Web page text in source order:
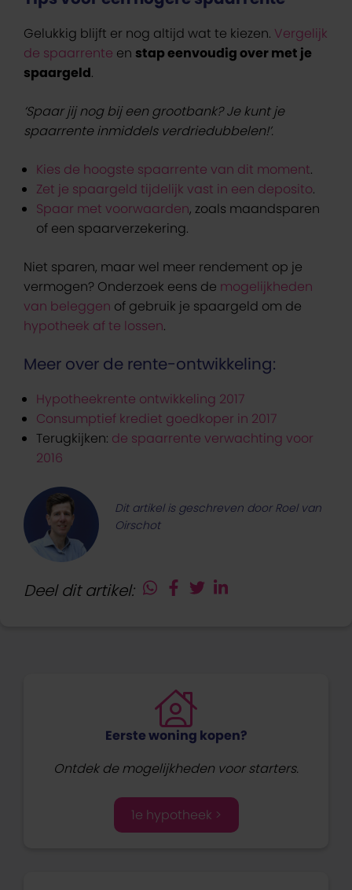
Gelukkig blijft er nog altijd wat te kiezen. Vergelijk
de spaarrente en stap eenvoudig over met je
spaargeld.
‘Spaar jij nog bij een grootbank? Je kunt je
spaarrente inmiddels verdriedubbelen!’.
Kies de hoogste spaarrente van dit moment.
Zet je spaargeld tijdelijk vast in een deposito.
Spaar met voorwaarden, zoals maandsparen
of een spaarverzekering.
Niet sparen, maar wel meer rendement op je
vermogen? Onderzoek eens de mogelijkheden
van beleggen of gebruik je spaargeld om de
hypotheek af te lossen.
Meer over de rente-ontwikkeling:
Hypotheekrente ontwikkeling 2017
Consumptief krediet goedkoper in 2017
Terugkijken: de spaarrente verwachting voor
2016
Dit artikel is geschreven door Roel van
Oirschot
Deel dit artikel:
Eerste woning kopen?
Ontdek de mogelijkheden voor starters.
1e hypotheek >